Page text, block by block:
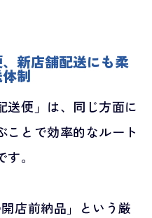
新店舗配送にも柔
制
送便」は、同じ方面に
ことで効率的なルート
。
店前納品」という厳